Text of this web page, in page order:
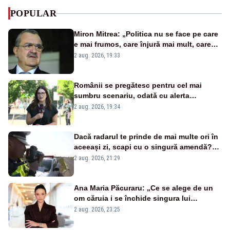
POPULAR
Miron Mitrea: „Politica nu se face pe care
e mai frumos, care înjură mai mult, care
țipă mai tare, ci pe proiecte”
2 aug. 2026, 19:33
Românii se pregătesc pentru cel mai
sumbru scenariu, odată cu alerta
energetică
2 aug. 2026, 19:34
Dacă radarul te prinde de mai multe ori în
aceeași zi, scapi cu o singură amendă?
Ce spune legea
2 aug. 2026, 21:29
Ana Maria Păcuraru: „Ce se alege de un
om căruia i se închide singura lui
portiță?”
2 aug. 2026, 23:25